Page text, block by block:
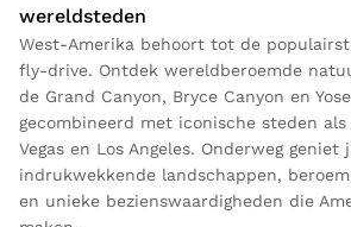
wereldsteden
West-Amerika behoort tot de
fly-drive. Ontdek wereldberoemde
de Grand Canyon, Bryce Canyon en
gecombineerd met iconische steden als
Vegas en Los Angeles. Onderweg geniet
indrukwekkende landschappen,
en unieke bezienswaardigheden die